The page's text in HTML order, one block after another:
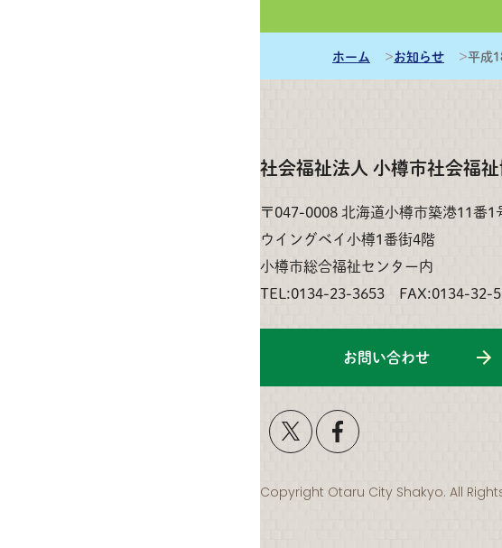
ホーム お知らせ 平成
社会福祉法人 小樽市社会福
〒047-0008 北海道小樽市築港11番1
ウイングベイ小樽1番街4階
小樽市総合福祉センター内
TEL:0134-23-3653 FAX:0134-32-
お問い合わせ
Copyright Otaru City Shakyo. All